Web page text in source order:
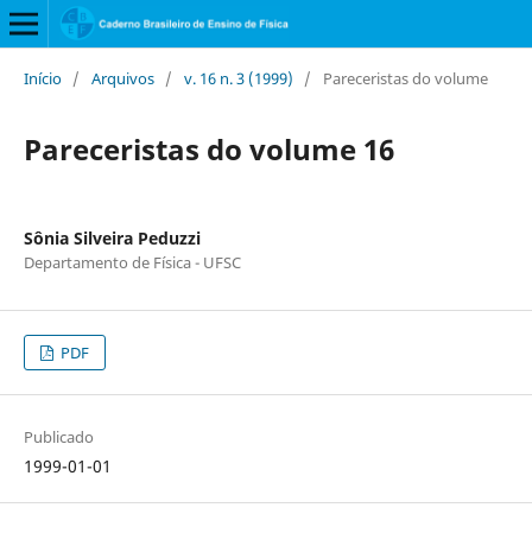
Início / Arquivos / v. 16 n. 3 (1999) / Pareceristas do volume
Pareceristas do volume 16
Sônia Silveira Peduzzi
Departamento de Física - UFSC
PDF
Publicado
1999-01-01